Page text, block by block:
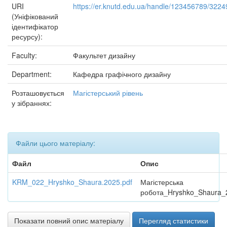
URI
(Уніфікований
ідентифікатор
ресурсу):
https://er.knutd.edu.ua/handle/123456789/
Faculty:
Факультет дизайну
Department:
Кафедра графічного дизайну
Розташовується
у зібраннях:
Магістерський рівень
Файли цього матеріалу:
Файл
Опис
KRM_022_Hryshko_Shaura.2025.pdf
Магістерська
Показати повний опис матеріалу Перегляд статистики